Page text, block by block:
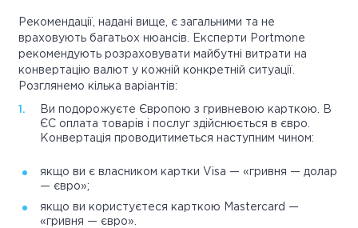
Рекомендації, надані вище, є загальними та не
враховують багатьох нюансів. Експерти Portmone
рекомендують розраховувати майбутні витрати на
конвертацію валют у кожній конкретній ситуації.
Розглянемо кілька варіантів:
Ви подорожуєте Європою з гривневою карткою. В
ЄС оплата товарів і послуг здійснюється в євро.
Конвертація проводитиметься наступним чином:
якщо ви є власником картки Visa — «гривня — долар
— євро»;
якщо ви користуєтеся карткою Mastercard —
«гривня — євро».